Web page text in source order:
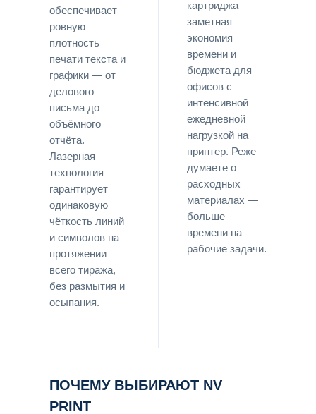
обеспечивает
ровную
плотность
печати текста и
графики — от
делового
письма до
объёмного
отчёта.
Лазерная
технология
гарантирует
одинаковую
чёткость линий
и символов на
протяжении
всего тиража,
без размытия и
осыпания.
картриджа —
заметная
экономия
времени и
бюджета для
офисов с
интенсивной
ежедневной
нагрузкой на
принтер. Реже
думаете о
расходных
материалах —
больше
времени на
рабочие задачи.
ПОЧЕМУ ВЫБИРАЮТ NV
PRINT